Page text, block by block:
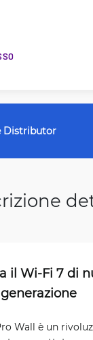
Distributor
il Wi-Fi 7 di
generazione
Wall è un